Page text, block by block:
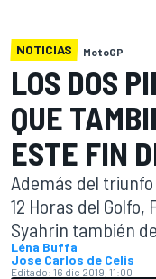
NOTICIAS MotoGP
LOS DOS
QUE
ESTE FIN
Además del
12 Horas del
Syahrin también
Léna Buffa
Jose Carlos de Celis
Editado: 16 dic 2019, 11:00